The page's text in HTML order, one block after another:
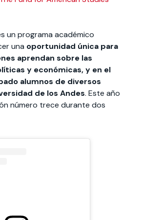
un programa académico
una oportunidad única para
aprendan sobre las
y económicas, y en el
alumnos de diversos
de los Andes. Este año
número trece durante dos